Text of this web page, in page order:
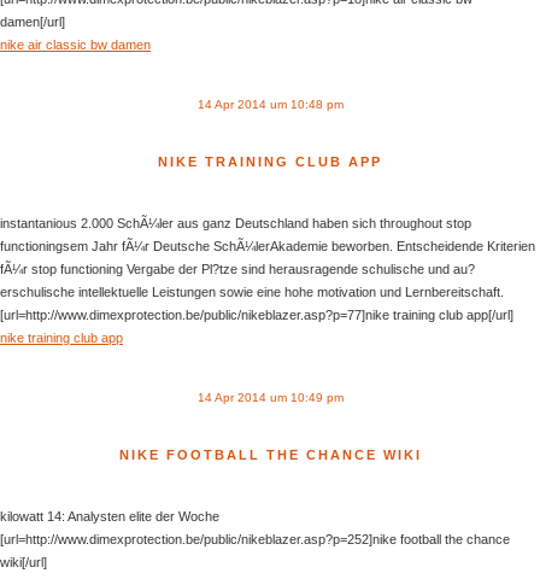
damen[/url]
nike air classic bw damen
14 Apr 2014 um 10:48 pm
NIKE TRAINING CLUB APP
instantanious 2.000 SchÃ¼ler aus ganz Deutschland haben sich throughout stop
functioningsem Jahr fÃ¼r Deutsche SchÃ¼lerAkademie beworben. Entscheidende Kriterien
fÃ¼r stop functioning Vergabe der Pl?tze sind herausragende schulische und au?
erschulische intellektuelle Leistungen sowie eine hohe motivation und Lernbereitschaft.
[url=http://www.dimexprotection.be/public/nikeblazer.asp?p=77]nike training club app[/url]
nike training club app
14 Apr 2014 um 10:49 pm
NIKE FOOTBALL THE CHANCE WIKI
kilowatt 14: Analysten elite der Woche
[url=http://www.dimexprotection.be/public/nikeblazer.asp?p=252]nike football the chance
wiki[/url]